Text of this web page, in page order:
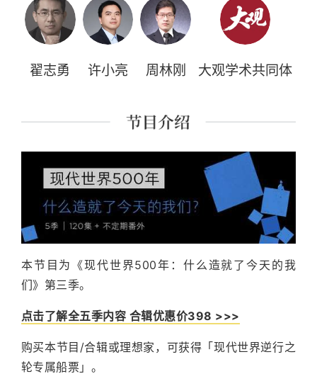
翟志勇 许小亮 周林刚 大观学术共同体
本节目为《现代世界500年：什么造就了今天的我
们》第三季。
点击了解全五季内容 合辑优惠价398 >>>
购买本节目/合辑或理想家，可获得「现代世界逆行之
轮专属船票」。